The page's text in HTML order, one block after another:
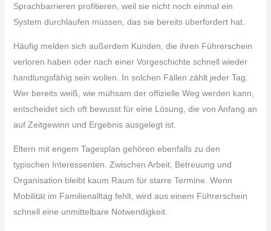
Sprachbarrieren profitieren, weil sie nicht noch einmal ein
System durchlaufen müssen, das sie bereits überfordert hat.
Häufig melden sich außerdem Kunden, die ihren Führerschein
verloren haben oder nach einer Vorgeschichte schnell wieder
handlungsfähig sein wollen. In solchen Fällen zählt jeder Tag.
Wer bereits weiß, wie mühsam der offizielle Weg werden kann,
entscheidet sich oft bewusst für eine Lösung, die von Anfang an
auf Zeitgewinn und Ergebnis ausgelegt ist.
Eltern mit engem Tagesplan gehören ebenfalls zu den
typischen Interessenten. Zwischen Arbeit, Betreuung und
Organisation bleibt kaum Raum für starre Termine. Wenn
Mobilität im Familienalltag fehlt, wird aus einem Führerschein
schnell eine unmittelbare Notwendigkeit.